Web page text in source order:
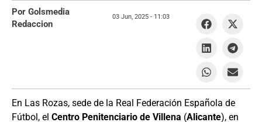
En Las Rozas, sede de la Real Federación Española de
Fútbol, el Centro Penitenciario de Villena (Alicante), en
Por Golsmedia
Redaccion
03 Jun, 2025 - 11:03